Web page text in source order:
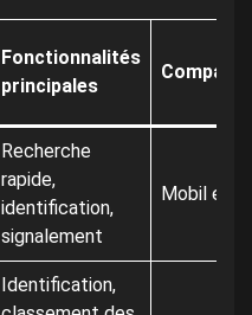
Fonctionnalités
principales
Recherche
rapide,
identification,
signalement
Mobil et
Identification,